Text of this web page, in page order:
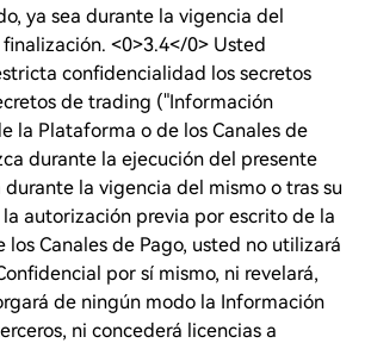
ya sea durante la vigencia del
<0>3.4</0> Usted
confidencialidad los secretos
de trading ("Información
la Plataforma o de los Canales de
durante la ejecución del presente
durante la vigencia del mismo o tras su
autorización previa por escrito de la
los Canales de Pago, usted no utilizará
por sí mismo, ni revelará,
de ningún modo la Información
ni concederá licencias a